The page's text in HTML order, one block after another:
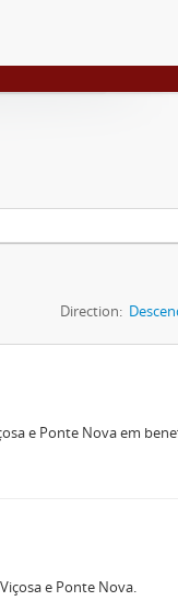
Direction:
e Ponte Nova em
e Ponte Nova.